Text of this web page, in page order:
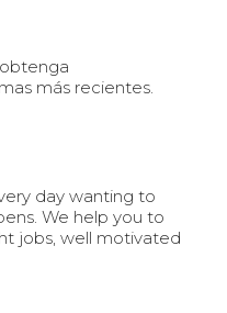
más recientes.
day wanting to
We help you to
jobs, well motivated